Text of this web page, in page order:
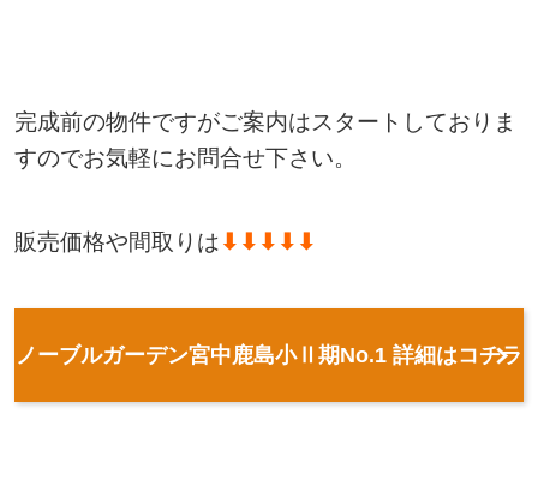
完成前の物件ですがご案内はスタートしておりま
すのでお気軽にお問合せ下さい。
販売価格や間取りは⬇⬇⬇⬇⬇
ノーブルガーデン宮中鹿島小Ⅱ期No.1 詳細はコチラ